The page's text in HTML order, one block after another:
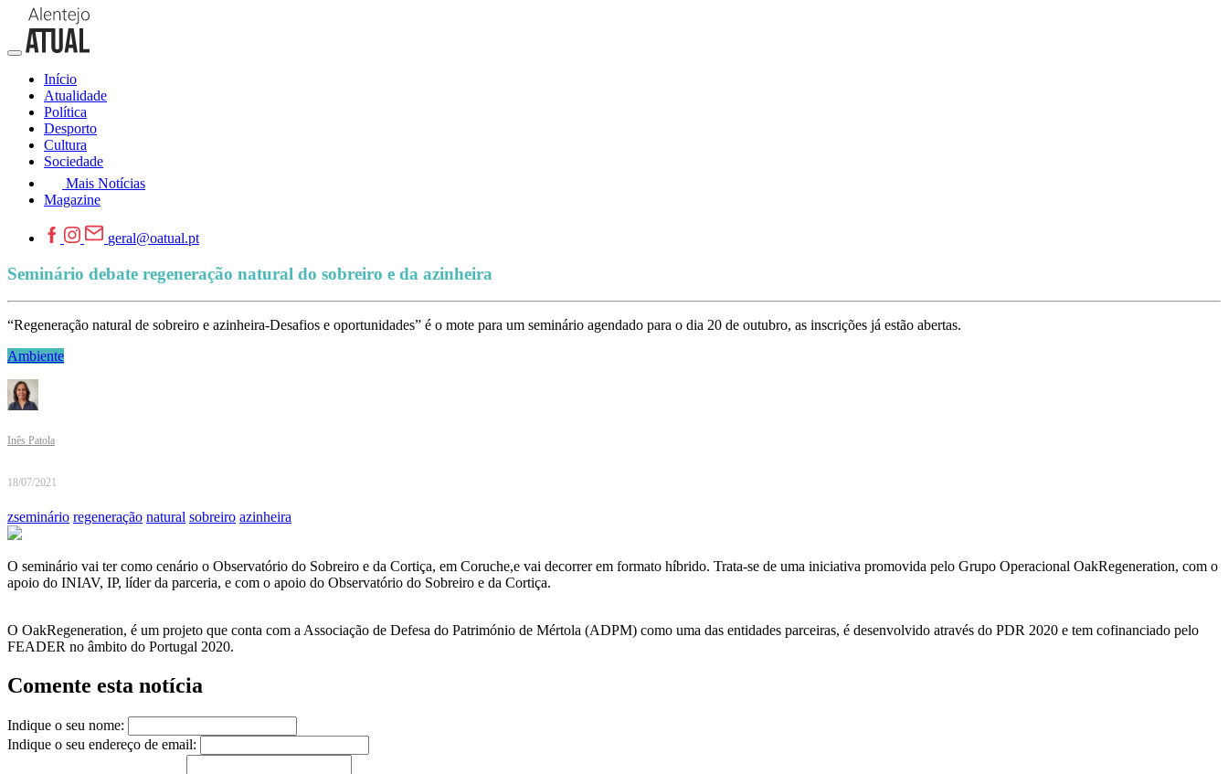
Início
Atualidade
Política
Desporto
Cultura
Sociedade
Mais Notícias
Magazine
geral@oatual.pt
Seminário debate regeneração natural do sobreiro e da azinheira
“Regeneração natural de sobreiro e azinheira-Desafios e oportunidades” é o mote para um seminário agendado para o dia 20 de outubro, as inscrições já estão abertas.
Ambiente
Inês Patola
18/07/2021
zseminário regeneração natural sobreiro azinheira
O seminário vai ter como cenário o Observatório do Sobreiro e da Cortiça, em Coruche,e vai decorrer em formato híbrido. Trata-se de uma iniciativa promovida pelo Grupo Operacional OakRegeneration, com o
apoio do INIAV, IP, líder da parceria, e com o apoio do Observatório do Sobreiro e da Cortiça.
O OakRegeneration, é um projeto que conta com a Associação de Defesa do Património de Mértola (ADPM) como uma das entidades parceiras, é desenvolvido através do PDR 2020 e tem cofinanciado pelo
FEADER no âmbito do Portugal 2020.
Comente esta notícia
Indique o seu nome:
Indique o seu endereço de email: